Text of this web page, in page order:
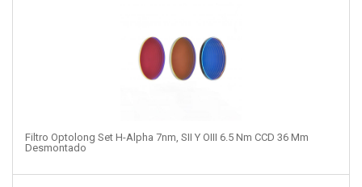
Filtro Optolong Set H-Alpha 7nm, SII Y OIII 6.5 Nm CCD 36 Mm
Desmontado